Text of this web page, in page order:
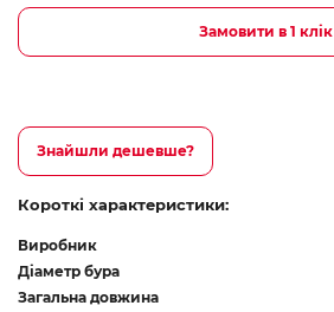
Замовити в 1 клік
Знайшли дешевше?
Короткі характеристики:
Виробник
Діаметр бура
Загальна довжина